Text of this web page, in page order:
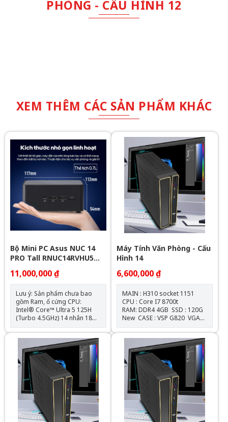
PHÒNG - CẤU HÌNH 12
XEM THÊM CÁC SẢN PHẨM KHÁC
Bộ Mini PC Asus NUC 14
PRO Tall RNUC14RVHU5
(U5- 125H/ 2xNVMe, SATA/
2x HDMI 2.1/2x DP 1.4a/
VESA MOUNT)
11,000,000 ₫
Lưu ý: Sản phẩm chưa bao
gồm Ram, ổ cứng CPU:
Intel® Core™ Ultra 5 125H
(Turbo 4.5GHz) 14 nhân 18
luồng GPU: Intel® Arc™ GPU
RAM: 2 Slot SODIMM DDR5-
5600 MHz kênh đôi (tối đa 96
GB) Ổ cứng: 1 x Khe cắm M.2
2280 | 1x Khe M.2 2242 | 1x
2.5" SATA Kết nối không dây:
Intel Wi-Fi 6E AX211 hỗ trợ
802.11ax và Bluetooth ® 5.3
OS hỗ trợ: Windows 10 | 11
TÌNH TRẠNG NEW SEAL /
CHECK BH 2027
Máy Tính Văn Phòng - Cấu
Hình 14
6,600,000 ₫
MAIN : H310 socket 1151
CPU : Core I7 8700t
RAM: DDR4 4GB SSD : 120G
New CASE : VSP G820 VGA
: Onboard NGUỒN :
550W New